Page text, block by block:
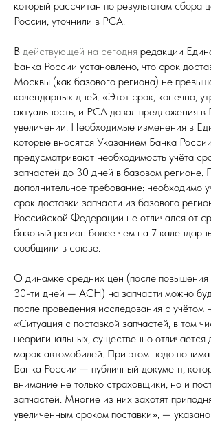
который рассчитан по результатам сбора
России, уточнили в РСА.
В действующей на сегодня редакции
Банка России установлено, что срок
Москвы (как базового региона) не
календарных дней. «Этот срок, конечно,
актуальность, и РСА давал предложения в
увеличении. Необходимые изменения в
которые вносятся Указанием Банка
предусматривают необходимость учёта
запчастей до 30 дней в базовом регионе.
дополнительное требование: необходимо
срок доставки запчасти из базового
Российской Федерации не отличался от
базовый регион более чем на 7
сообщили в союзе.
О динамке средних цен (после повышения
30-ти дней — АСН) на запчасти можно
после проведения исследования с учётом
«Ситуация с поставкой запчастей, в том
неоригинальных, существенно отличается
марок автомобилей. При этом надо
Банка России — публичный документ,
внимание не только страховщики, но и
запчастей. Многие из них захотят
увеличенным сроком поставки», —